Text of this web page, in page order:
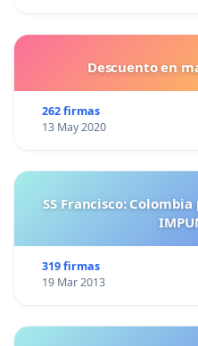
Descuento en
262 firmas
13 May 2020
SS Francisco:
319 firmas
19 Mar 2013